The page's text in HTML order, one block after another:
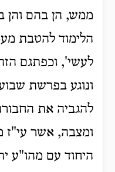
ממש, הן בהם והן
הלימוד להטבת
לעשי', וכפתגם
ונוגע בפרשת
להגביה את
ומצבה, אשר עי"ז
היחוד עם מהו"ע